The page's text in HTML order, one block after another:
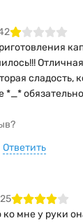
сладость,
*_*
Ответить
мне у руки